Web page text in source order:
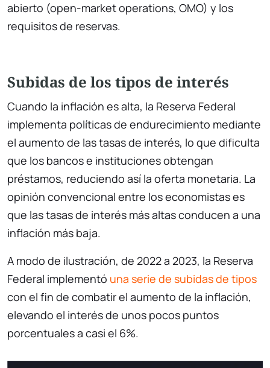
abierto (open-market operations, OMO) y los
requisitos de reservas.
Subidas de los tipos de interés
Cuando la inflación es alta, la Reserva Federal
implementa políticas de endurecimiento mediante
el aumento de las tasas de interés, lo que dificulta
que los bancos e instituciones obtengan
préstamos, reduciendo así la oferta monetaria. La
opinión convencional entre los economistas es
que las tasas de interés más altas conducen a una
inflación más baja.
A modo de ilustración, de 2022 a 2023, la Reserva
Federal implementó una serie de subidas de tipos
con el fin de combatir el aumento de la inflación,
elevando el interés de unos pocos puntos
porcentuales a casi el 6%.